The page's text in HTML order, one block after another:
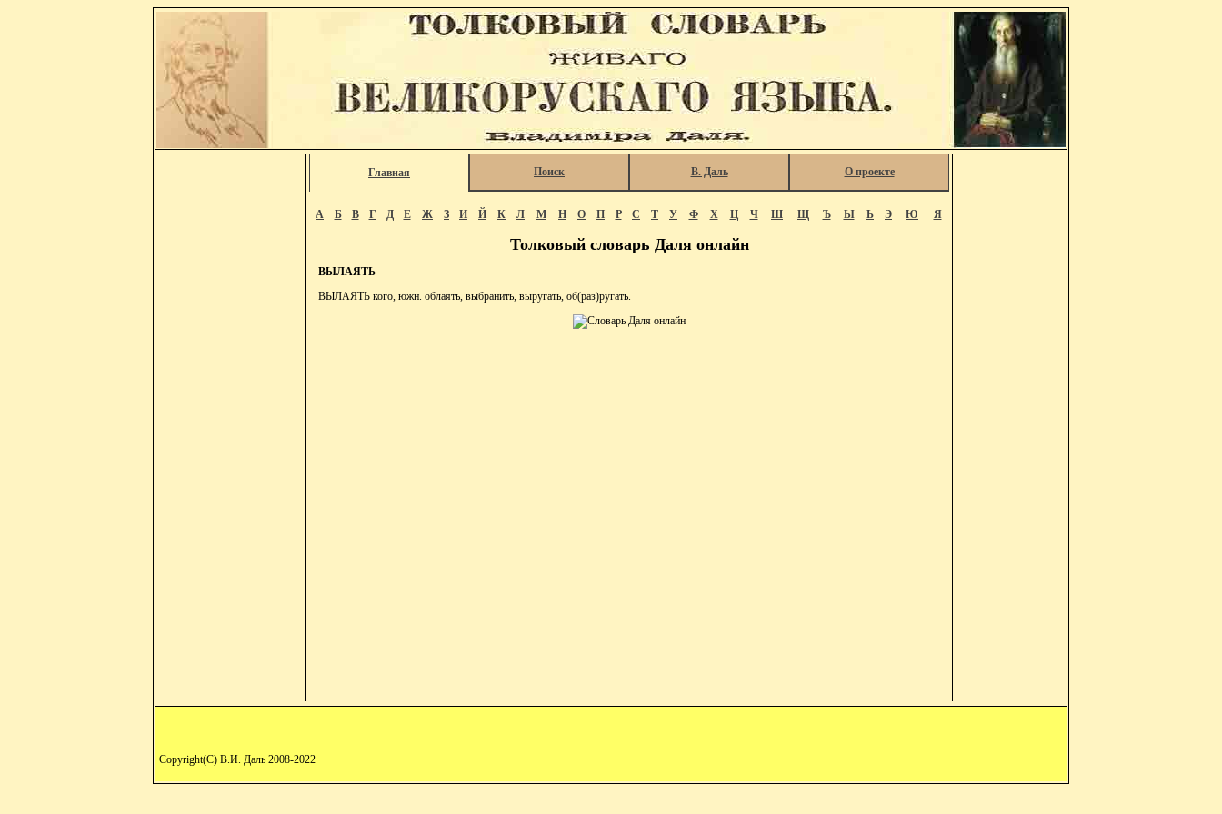
Главная Поиск В. Даль О проекте
А Б В Г Д Е Ж З И Й К Л М Н О П Р С Т У Ф Х Ц Ч Ш Щ Ъ Ы Ь Э Ю Я
Толковый словарь Даля онлайн
ВЫЛАЯТЬ
ВЫЛАЯТЬ кого, южн. облаять, выбранить, выругать, об(раз)ругать.
Copyright(C) В.И. Даль 2008-2022